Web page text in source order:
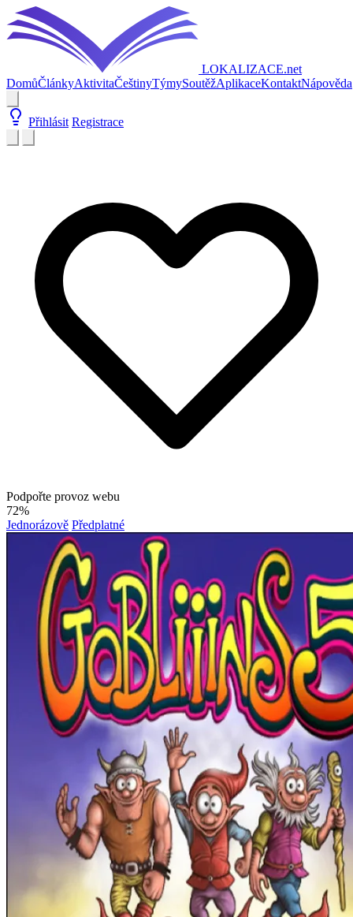
LOKALIZACE.net
DomůČlánkyAktivitaČeštinyTýmySoutěžAplikaceKontaktNápověda
Přihlásit Registrace
Podpořte provoz webu
72%
Jednorázově Předplatné